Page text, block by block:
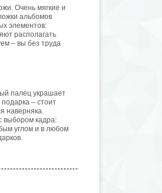
Очень мягкие и
альбомов
элементов:
располагать
– вы без труда
палец украшает
– стоит
наверняка.
выбором кадра:
углом и в любом